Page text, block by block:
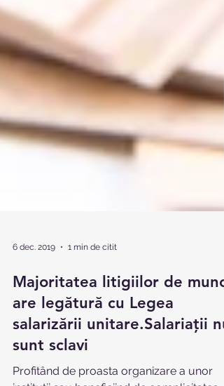
6 dec. 2019 1 min de citit
Majoritatea litigiilor de
are legătură cu Legea
salarizării unitare.Salariaţii nu
sunt sclavi